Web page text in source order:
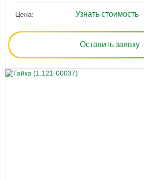
Цена: Узнать стоимость
Оставить заявку